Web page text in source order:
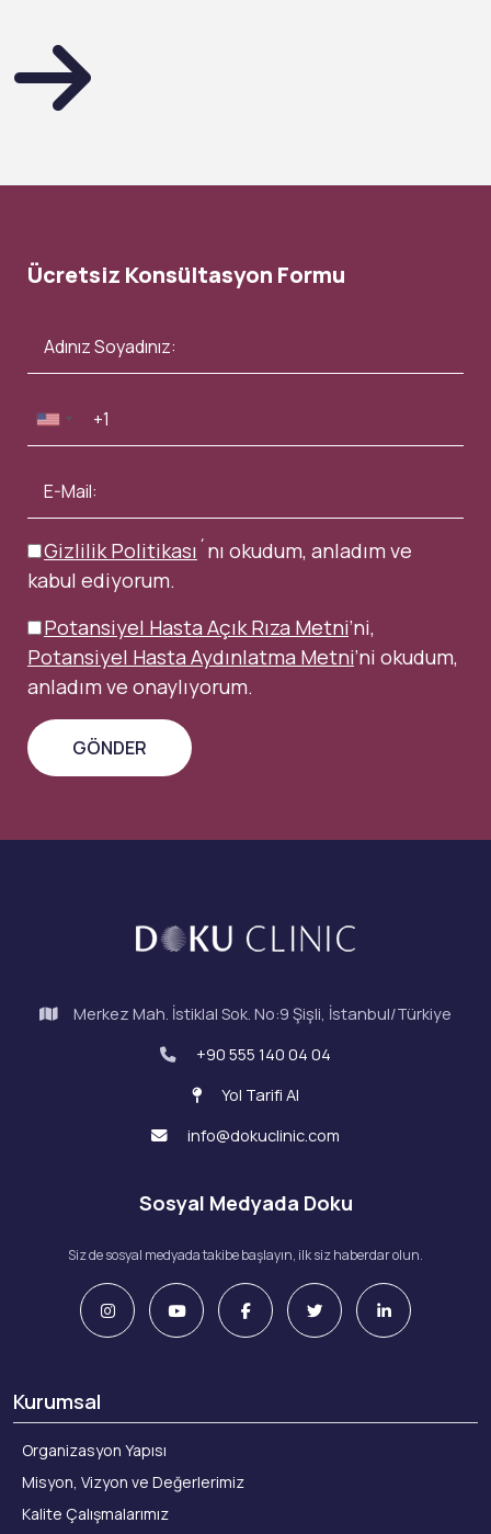
Ücretsiz Konsültasyon Formu
Gizlilik Politikası ´nı okudum, anladım ve
kabul ediyorum.
Potansiyel Hasta Açık Rıza Metni’ni,
Potansiyel Hasta Aydınlatma Metni’ni okudum,
anladım ve onaylıyorum.
Merkez Mah. İstiklal Sok. No:9 Şişli, İstanbul/Türkiye
+90 555 140 04 04
Yol Tarifi Al
info@dokuclinic.com
Sosyal Medyada Doku
Siz de sosyal medyada takibe başlayın, ilk siz haberdar olun.
Kurumsal
Organizasyon Yapısı
Misyon, Vizyon ve Değerlerimiz
Kalite Çalışmalarımız